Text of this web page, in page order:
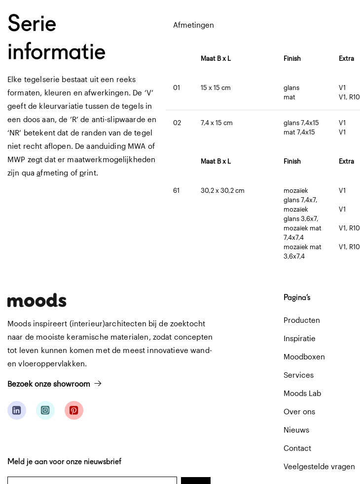
Serie
informatie
Elke tegelserie bestaat uit een reeks
formaten, kleuren en afwerkingen. De ‘V’
geeft de kleurvariatie tussen de tegels in
een doos aan, de ‘R’ de anti-slipwaarde en
‘NR’ betekent dat de randen van de tegel
niet recht aflopen. De aanduiding MWA of
MWP zegt dat er maatwerkmogelijkheden
zijn quaafmeting of print.
Afmetingen
Maat B x L Finish Extra
01 15 x 15 cm glans
V1
mat
V1, R10
02 7,4 x 15 cm glans 7,4x15
V1
mat 7,4x15
V1
Maat B x L Finish Extra
61 30,2 x 30,2 cm
mozaïek
glans 7,4x7,
V1
mozaïek
glans 3,6x7,
V1
mozaïek mat
7,4x7,4
V1, R10
mozaïek mat
3,6x7,4
V1, R10
Moods inspireert (interieur)architecten bij de zoektocht
naar de mooiste keramische materialen, zodat concepten
tot leven kunnen komen met de meest innovatieve wand-
en vloeroppervlakken.
Bezoek onze showroom
Meld je aan voor onze nieuwsbrief
Pagina’s
Producten
Inspiratie
Moodboxen
Services
Moods Lab
Over ons
Nieuws
Contact
Veelgestelde vragen